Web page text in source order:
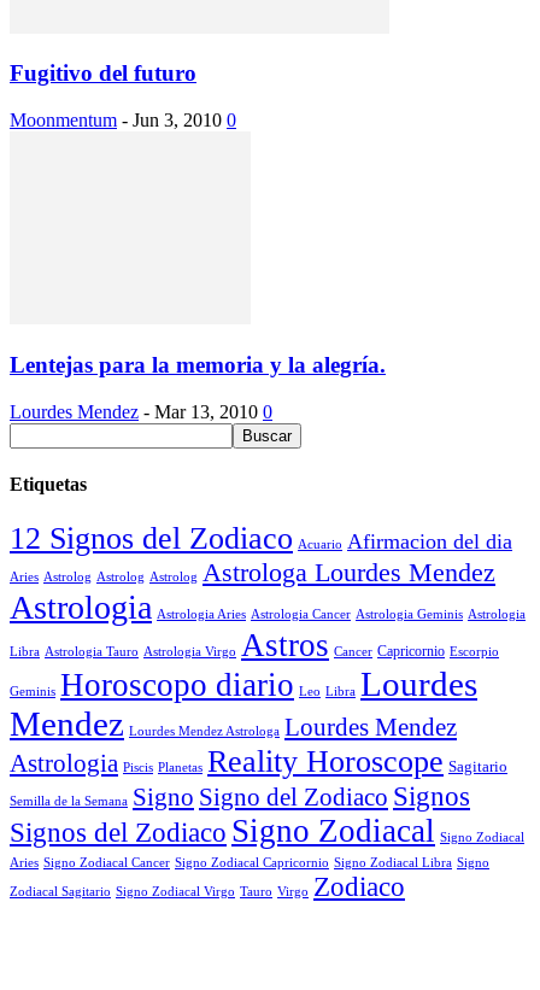
Fugitivo del futuro
Moonmentum - Jun 3, 2010 0
Lentejas para la memoria y la alegría.
Lourdes Mendez - Mar 13, 2010 0
Etiquetas
12 Signos del Zodiaco Acuario Afirmacion del dia
Aries Astrolog Astrolog Astrolog Astrologa Lourdes Mendez
Astrologia Astrologia Aries Astrologia Cancer Astrologia Geminis Astrologia
Libra Astrologia Tauro Astrologia Virgo Astros Cancer Capricornio Escorpio
Geminis Horoscopo diario Leo Libra Lourdes
Mendez Lourdes Mendez Astrologa Lourdes Mendez
Astrologia Piscis Planetas Reality Horoscope Sagitario
Semilla de la Semana Signo Signo del Zodiaco Signos
Signos del Zodiaco Signo Zodiacal Signo Zodiacal
Aries Signo Zodiacal Cancer Signo Zodiacal Capricornio Signo Zodiacal Libra Signo
Zodiacal Sagitario Signo Zodiacal Virgo Tauro Virgo Zodiaco